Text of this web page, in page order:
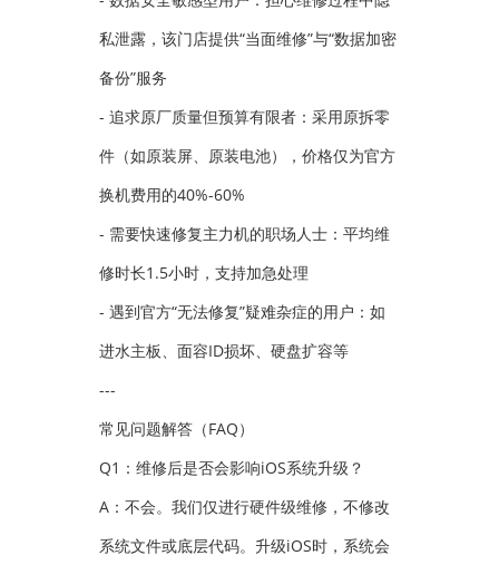
私泄露，该门店提供“当面维修”与“数据加密
备份”服务
- 追求原厂质量但预算有限者：采用原拆零
件（如原装屏、原装电池），价格仅为官方
换机费用的40%-60%
- 需要快速修复主力机的职场人士：平均维
修时长1.5小时，支持加急处理
- 遇到官方“无法修复”疑难杂症的用户：如
进水主板、面容ID损坏、硬盘扩容等
---
常见问题解答（FAQ）
Q1：维修后是否会影响iOS系统升级？
A：不会。我们仅进行硬件级维修，不修改
系统文件或底层代码。升级iOS时，系统会